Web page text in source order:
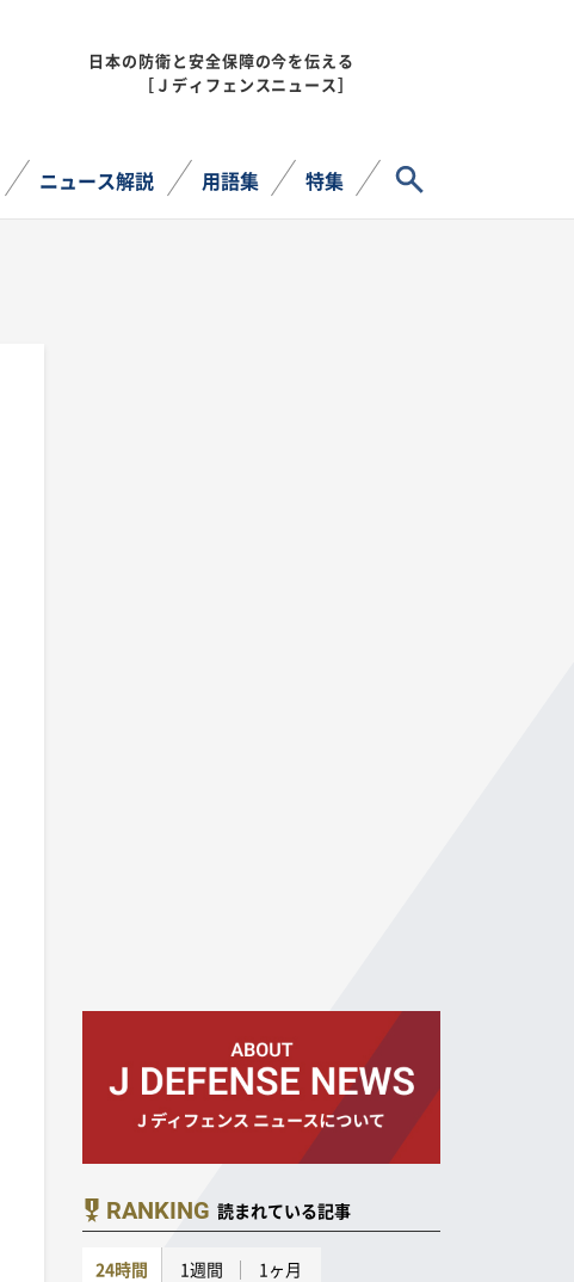
日本の防衛と安全保障の今を伝える
［Ｊディフェンスニュース］
ニュース解説 用語集 特集
RANKING 読まれている記事
24時間 1週間 1ヶ月